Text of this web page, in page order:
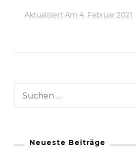
Aktualisiert Am 4. Februar 2021
Suchen
Neueste Beiträge